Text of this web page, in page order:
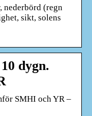
nederbörd (regn
sikt, solens
dygn.
SMHI och YR –